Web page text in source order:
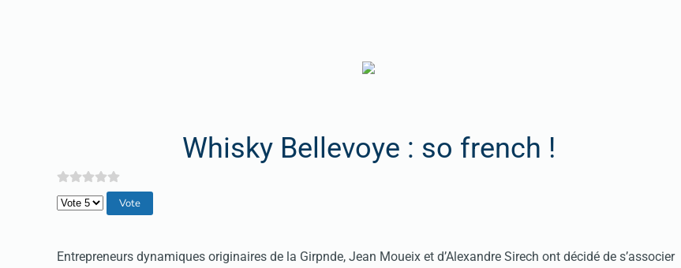
Whisky Bellevoye : so french !
Veuillez voter
Entrepreneurs dynamiques originaires de la Girpnde, Jean Moueix et d’Alexandre Sirech ont décidé de s’associer